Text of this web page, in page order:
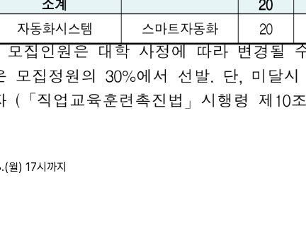
월) 17시까지